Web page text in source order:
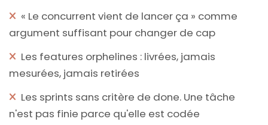
« Le concurrent vient de lancer ça » comme
argument suffisant pour changer de cap
Les features orphelines : livrées, jamais
mesurées, jamais retirées
Les sprints sans critère de done. Une tâche
n'est pas finie parce qu'elle est codée